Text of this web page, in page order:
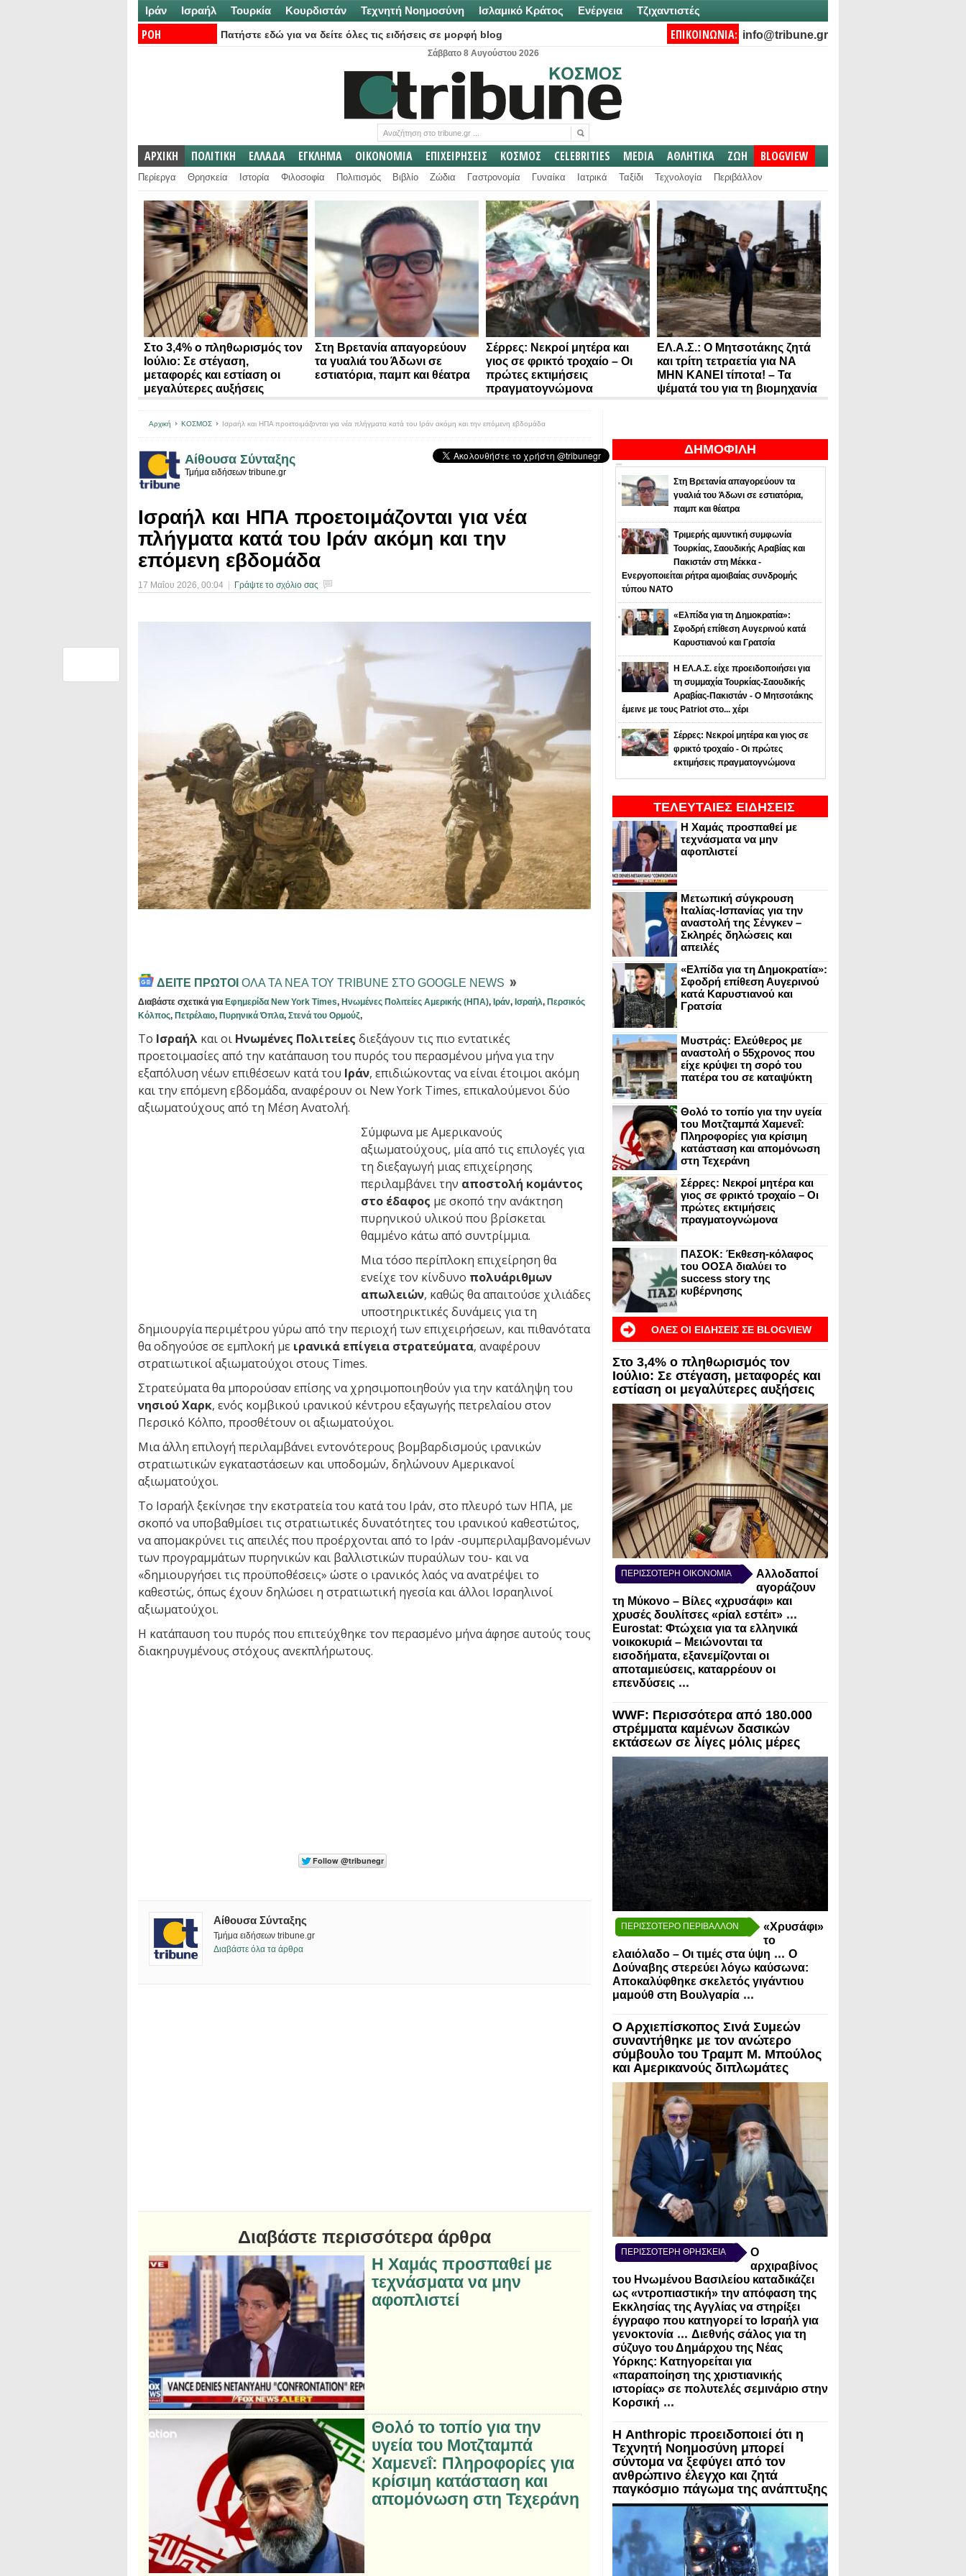
Ιράν Ισραήλ Τουρκία Κουρδιστάν Τεχνητή Νοημοσύνη Ισλαμικό Κράτος Ενέργεια Τζιχαντιστές
ΡΟΗ
Πατήστε εδώ για να δείτε όλες τις ειδήσεις σε μορφή blog ΕΠΙΚΟΙΝΩΝΙΑ: info@tribune.gr
Σάββατο 8 Αυγούστου 2026
ΑΡΧΙΚΗ ΠΟΛΙΤΙΚΗ ΕΛΛΑΔΑ ΕΓΚΛΗΜΑ ΟΙΚΟΝΟΜΙΑ ΕΠΙΧΕΙΡΗΣΕΙΣ ΚΟΣΜΟΣ CELEBRITIES MEDIA ΑΘΛΗΤΙΚΑ ΖΩΗ BLOGVIEW
Περίεργα Θρησκεία Ιστορία Φιλοσοφία Πολιτισμός Βιβλίο Ζώδια Γαστρονομία Γυναίκα Ιατρικά Ταξίδι Τεχνολογία Περιβάλλον
Στο 3,4% ο πληθωρισμός τον
Ιούλιο: Σε στέγαση,
μεταφορές και εστίαση οι
μεγαλύτερες αυξήσεις
Στη Βρετανία απαγορεύουν
τα γυαλιά του Άδωνι σε
εστιατόρια, παμπ και θέατρα
Σέρρες: Νεκροί μητέρα και
γιος σε φρικτό τροχαίο – Οι
πρώτες εκτιμήσεις
πραγματογνώμονα
ΕΛ.Α.Σ.: Ο Μητσοτάκης ζητά
και τρίτη τετραετία για ΝΑ
ΜΗΝ ΚΑΝΕΙ τίποτα! – Τα
ψέματά του για τη βιομηχανία
ΔΗΜΟΦΙΛΗ
Στη Βρετανία απαγορεύουν τα
γυαλιά του Άδωνι σε εστιατόρια,
παμπ και θέατρα
Τριμερής αμυντική συμφωνία
Τουρκίας, Σαουδικής Αραβίας και
Πακιστάν στη Μέκκα -
Ενεργοποιείται ρήτρα αμοιβαίας συνδρομής
τύπου NATO
«Ελπίδα για τη Δημοκρατία»:
Σφοδρή επίθεση Αυγερινού κατά
Καρυστιανού και Γρατσία
Η ΕΛ.Α.Σ. είχε προειδοποιήσει για
τη συμμαχία Τουρκίας-Σαουδικής
Αραβίας-Πακιστάν - Ο Μητσοτάκης
έμεινε με τους Patriot στο... χέρι
Σέρρες: Νεκροί μητέρα και γιος σε
φρικτό τροχαίο - Οι πρώτες
εκτιμήσεις πραγματογνώμονα
ΤΕΛΕΥΤΑΙΕΣ ΕΙΔΗΣΕΙΣ
Η Χαμάς προσπαθεί με
τεχνάσματα να μην
αφοπλιστεί
Μετωπική σύγκρουση
Ιταλίας-Ισπανίας για την
αναστολή της Σένγκεν –
Σκληρές δηλώσεις και
απειλές
«Ελπίδα για τη Δημοκρατία»:
Σφοδρή επίθεση Αυγερινού
κατά Καρυστιανού και
Γρατσία
Μυστράς: Ελεύθερος με
αναστολή ο 55χρονος που
είχε κρύψει τη σορό του
πατέρα του σε καταψύκτη
Θολό το τοπίο για την υγεία
του Μοτζταμπά Χαμενεΐ:
Πληροφορίες για κρίσιμη
κατάσταση και απομόνωση
στη Τεχεράνη
Σέρρες: Νεκροί μητέρα και
γιος σε φρικτό τροχαίο – Οι
πρώτες εκτιμήσεις
πραγματογνώμονα
ΠΑΣΟΚ: Έκθεση-κόλαφος
του ΟΟΣΑ διαλύει το
success story της
κυβέρνησης
ΟΛΕΣ ΟΙ ΕΙΔΗΣΕΙΣ ΣΕ BLOGVIEW
Στο 3,4% ο πληθωρισμός τον
Ιούλιο: Σε στέγαση, μεταφορές και
εστίαση οι μεγαλύτερες αυξήσεις
ΠΕΡΙΣΣΟΤΕΡΗ ΟΙΚΟΝΟΜΙΑ
Αλλοδαποί
αγοράζουν
τη Μύκονο – Βίλες «χρυσάφι» και
χρυσές δουλίτσες «ρίαλ εστέιτ» ...
Eurostat: Φτώχεια για τα ελληνικά
νοικοκυριά – Μειώνονται τα
εισοδήματα, εξανεμίζονται οι
αποταμιεύσεις, καταρρέουν οι
επενδύσεις ...
WWF: Περισσότερα από 180.000
στρέμματα καμένων δασικών
εκτάσεων σε λίγες μόλις μέρες
ΠΕΡΙΣΣΟΤΕΡΟ ΠΕΡΙΒΑΛΛΟΝ
«Χρυσάφι»
το
ελαιόλαδο – Οι τιμές στα ύψη ... Ο
Δούναβης στερεύει λόγω καύσωνα:
Αποκαλύφθηκε σκελετός γιγάντιου
μαμούθ στη Βουλγαρία ...
Ο Αρχιεπίσκοπος Σινά Συμεών
συναντήθηκε με τον ανώτερο
σύμβουλο του Τραμπ Μ. Μπούλος
και Αμερικανούς διπλωμάτες
ΠΕΡΙΣΣΟΤΕΡΗ ΘΡΗΣΚΕΙΑ
Ο
αρχιραβίνος
του Ηνωμένου Βασιλείου καταδικάζει
ως «ντροπιαστική» την απόφαση της
Εκκλησίας της Αγγλίας να στηρίξει
έγγραφο που κατηγορεί το Ισραήλ για
γενοκτονία ... Διεθνής σάλος για τη
σύζυγο του Δημάρχου της Νέας
Υόρκης: Κατηγορείται για
«παραποίηση της χριστιανικής
ιστορίας» σε πολυτελές σεμινάριο στην
Κορσική ...
Η Anthropic προειδοποιεί ότι η
Τεχνητή Νοημοσύνη μπορεί
σύντομα να ξεφύγει από τον
ανθρώπινο έλεγχο και ζητά
παγκόσμιο πάγωμα της ανάπτυξης
Αρχική ΚΟΣΜΟΣ Ισραήλ και ΗΠΑ προετοιμάζονται για νέα πλήγματα κατά του Ιράν ακόμη και την επόμενη εβδομάδα
Αίθουσα Σύνταξης
Τμήμα ειδήσεων tribune.gr
Ισραήλ και ΗΠΑ προετοιμάζονται για νέα
πλήγματα κατά του Ιράν ακόμη και την
επόμενη εβδομάδα
17 Μαΐου 2026, 00:04 Γράψτε το σχόλιο σας
ΔΕΙΤΕ ΠΡΩΤΟΙ ΟΛΑ ΤΑ ΝΕΑ ΤΟΥ TRIBUNE ΣΤΟ GOOGLE NEWS
Διαβάστε σχετικά για Εφημερίδα New York Times, Ηνωμένες Πολιτείες Αμερικής (ΗΠΑ), Ιράν, Ισραήλ, Περσικός
Κόλπος, Πετρέλαιο, Πυρηνικά Όπλα, Στενά του Ορμούζ,
Το Ισραήλ και οι Ηνωμένες Πολιτείες διεξάγουν τις πιο εντατικές
προετοιμασίες από την κατάπαυση του πυρός του περασμένου μήνα για την
εξαπόλυση νέων επιθέσεων κατά του Ιράν, επιδιώκοντας να είναι έτοιμοι ακόμη
και την επόμενη εβδομάδα, αναφέρουν οι New York Times, επικαλούμενοι δύο
αξιωματούχους από τη Μέση Ανατολή.
Σύμφωνα με Αμερικανούς
αξιωματούχους, μία από τις επιλογές για
τη διεξαγωγή μιας επιχείρησης
περιλαμβάνει την αποστολή κομάντος
στο έδαφος με σκοπό την ανάκτηση
πυρηνικού υλικού που βρίσκεται
θαμμένο κάτω από συντρίμμια.
Μια τόσο περίπλοκη επιχείρηση θα
ενείχε τον κίνδυνο πολυάριθμων
απωλειών, καθώς θα απαιτούσε χιλιάδες
υποστηρικτικές δυνάμεις για τη
δημιουργία περιμέτρου γύρω από την περιοχή των επιχειρήσεων, και πιθανότατα
θα οδηγούσε σε εμπλοκή με ιρανικά επίγεια στρατεύματα, αναφέρουν
στρατιωτικοί αξιωματούχοι στους Times.
Στρατεύματα θα μπορούσαν επίσης να χρησιμοποιηθούν για την κατάληψη του
νησιού Χαρκ, ενός κομβικού ιρανικού κέντρου εξαγωγής πετρελαίου στον
Περσικό Κόλπο, προσθέτουν οι αξιωματούχοι.
Μια άλλη επιλογή περιλαμβάνει εντονότερους βομβαρδισμούς ιρανικών
στρατιωτικών εγκαταστάσεων και υποδομών, δηλώνουν Αμερικανοί
αξιωματούχοι.
Το Ισραήλ ξεκίνησε την εκστρατεία του κατά του Ιράν, στο πλευρό των ΗΠΑ, με
σκοπό να υποβαθμίσει τις στρατιωτικές δυνατότητες του ιρανικού καθεστώτος,
να απομακρύνει τις απειλές που προέρχονται από το Ιράν -συμπεριλαμβανομένων
των προγραμμάτων πυρηνικών και βαλλιστικών πυραύλων του- και να
«δημιουργήσει τις προϋποθέσεις» ώστε ο ιρανικός λαός να ανατρέψει το
καθεστώς, όπως έχουν δηλώσει η στρατιωτική ηγεσία και άλλοι Ισραηλινοί
αξιωματούχοι.
Η κατάπαυση του πυρός που επιτεύχθηκε τον περασμένο μήνα άφησε αυτούς τους
διακηρυγμένους στόχους ανεκπλήρωτους.
Αίθουσα Σύνταξης
Τμήμα ειδήσεων tribune.gr
Διαβάστε όλα τα άρθρα
Διαβάστε περισσότερα άρθρα
Η Χαμάς προσπαθεί με
τεχνάσματα να μην
αφοπλιστεί
Θολό το τοπίο για την
υγεία του Μοτζταμπά
Χαμενεΐ: Πληροφορίες για
κρίσιμη κατάσταση και
απομόνωση στη Τεχεράνη